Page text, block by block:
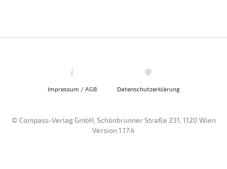
Impressum / AGB Datenschutzerklärung
© Compass-Verlag GmbH, Schönbrunner Straße 231, 1120 Wien
Version 1.17.4